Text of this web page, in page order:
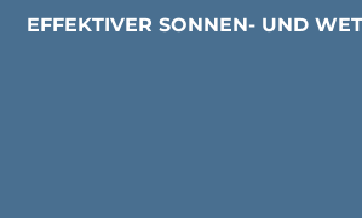
EFFEKTIVER SONNEN- UND